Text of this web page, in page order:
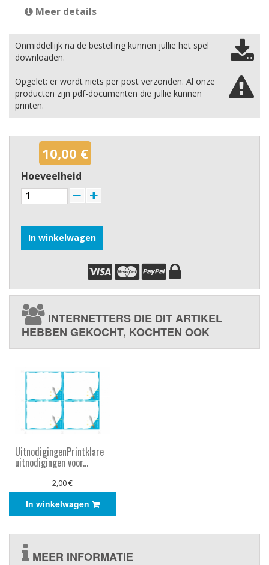
Meer details
Onmiddellijk na de bestelling kunnen jullie het spel
downloaden.
Opgelet: er wordt niets per post verzonden. Al onze
producten zijn pdf-documenten die jullie kunnen
printen.
10,00 €
Hoeveelheid
In winkelwagen
INTERNETTERS DIE DIT ARTIKEL
HEBBEN GEKOCHT, KOCHTEN OOK
UitnodigingenPrintklare
uitnodigingen voor...
2,00 €
In winkelwagen
MEER INFORMATIE